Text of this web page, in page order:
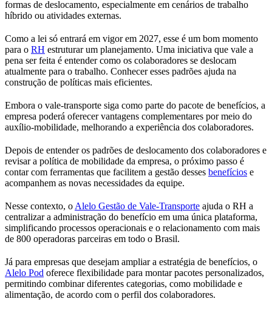
formas de deslocamento, especialmente em cenários de trabalho
híbrido ou atividades externas.
Como a lei só entrará em vigor em 2027, esse é um bom momento
para o RH estruturar um planejamento. Uma iniciativa que vale a
pena ser feita é entender como os colaboradores se deslocam
atualmente para o trabalho. Conhecer esses padrões ajuda na
construção de políticas mais eficientes.
Embora o vale-transporte siga como parte do pacote de benefícios, a
empresa poderá oferecer vantagens complementares por meio do
auxílio-mobilidade, melhorando a experiência dos colaboradores.
Depois de entender os padrões de deslocamento dos colaboradores e
revisar a política de mobilidade da empresa, o próximo passo é
contar com ferramentas que facilitem a gestão desses benefícios e
acompanhem as novas necessidades da equipe.
Nesse contexto, o Alelo Gestão de Vale-Transporte ajuda o RH a
centralizar a administração do benefício em uma única plataforma,
simplificando processos operacionais e o relacionamento com mais
de 800 operadoras parceiras em todo o Brasil.
Já para empresas que desejam ampliar a estratégia de benefícios, o
Alelo Pod oferece flexibilidade para montar pacotes personalizados,
permitindo combinar diferentes categorias, como mobilidade e
alimentação, de acordo com o perfil dos colaboradores.